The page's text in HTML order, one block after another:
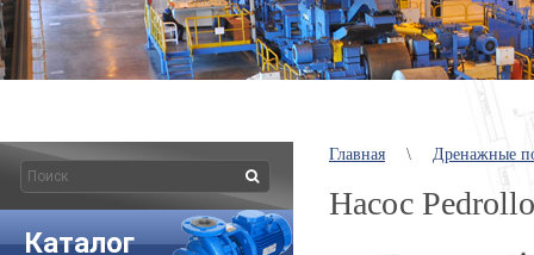
Каталог
Главная \ Дренажные
Насос